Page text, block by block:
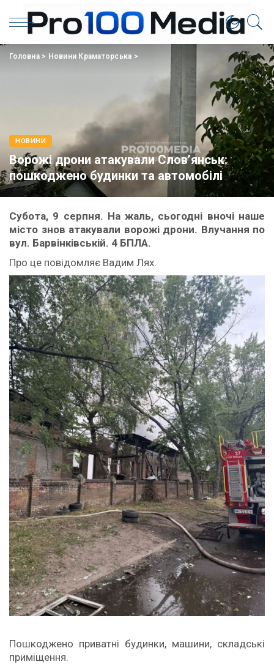
Головна> Новини Краматорська >
НОВИНИ
Ворожі дрони атакували Словʼянськ:
пошкоджено будинки та автомобілі
Субота, 9 серпня. На жаль, сьогодні вночі наше
місто знов атакували ворожі дрони. Влучання по
вул. Барвінківській. 4 БПЛА.
Про це повідомляє Вадим Лях.
Пошкоджено приватні будинки, машини, складські
приміщення.